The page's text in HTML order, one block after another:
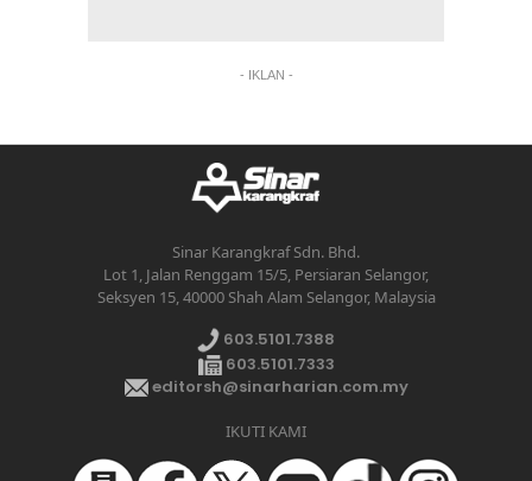
- IKLAN -
Sinar Karangkraf Sdn. Bhd.
Lot 1, Jalan Renggam 15/5, Persiaran Selangor,
Seksyen 15, 40000 Shah Alam Selangor, Malaysia
603.5101.7388
603.5101.7333
editorsh@sinarharian.com.my
IKUTI KAMI